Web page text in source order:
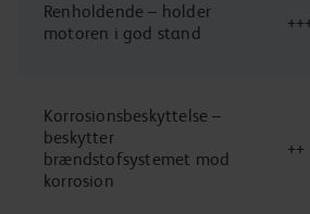
Renholdende – holder
motoren i god stand
Korrosionsbeskyttelse –
beskytter
brændstofsystemet mod
korrosion
++